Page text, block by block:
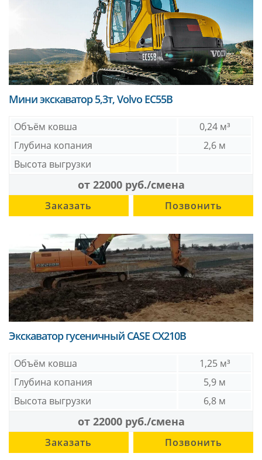
Мини экскаватор 5,3т, Volvo EC55B
Объём ковша
0,24 м³
Глубина копания
2,6 м
Высота выгрузки
от 22000 руб./смена
Заказать Позвонить
Экскаватор гусеничный CASE CX210B
Объём ковша
1,25 м³
Глубина копания
5,9 м
Высота выгрузки
6,8 м
от 22000 руб./смена
Заказать Позвонить